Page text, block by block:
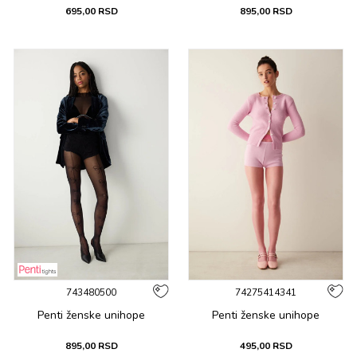
695,00 RSD 895,00 RSD
743480500
Penti ženske unihope
895,00 RSD
74275414341
Penti ženske unihope
495,00 RSD